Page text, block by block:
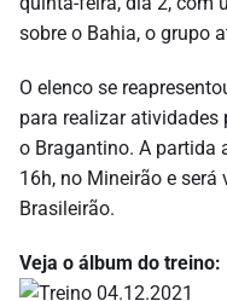
sobre o Bahia, o grupo
O elenco se
para realizar
o Bragantino. A partida
16h, no Mineirão e
Brasileirão.
Veja o álbum do treino: